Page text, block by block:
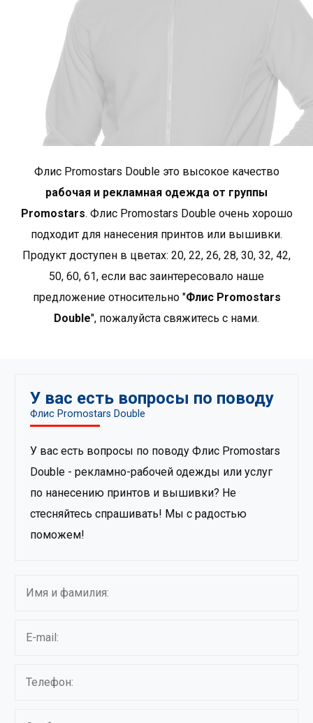
рост
грудь
*приблизительные размеры +/- 2 cm
Бренд PROMOSTARS - это рекламная одежда в
классических фасонов, а используемые материалы
придают им высокую качество и прочность.
PROMOSTARS — это полный ассортимент,
промоция, реклама, работа, школа, спорт или отдых.
Широкий выбор ассортимента и богатая цветовая
гамма идеально дополняют одежду для охраны
труда..Показать больше товаров от Promostars.
Флис Promostars Double это высокое качество
рабочая и рекламная одежда от группы
Promostars. Флис Promostars Double oчень хорошо
подходит для нанесения принтов или вышивки.
Продукт доступен в цветах: 20, 22, 26, 28, 30, 32, 42,
50, 60, 61, если вас заинтересовало наше
предложение относительно "Флис Promostars
Double", пожалуйста свяжитесь с нами.
У вас есть вопросы по поводу
Флис Promostars Double
У вас есть вопросы по поводу Флис Promostars
Double - рекламно-рабочей одежды или услуг
по нанесению принтов и вышивки? Не
стесняйтесь спрашивать! Мы с радостью
поможем!